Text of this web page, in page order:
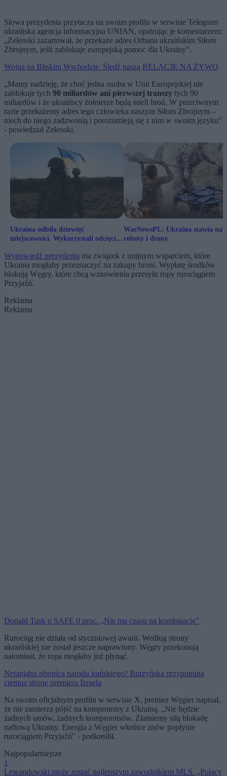
Słowa prezydenta przytacza na swoim profilu w serwisie Telegram
ukraińska agencja informacyjna UNIAN, opatrując je komentarzem:
„Zełenski zażartował, że przekaże adres Orbana ukraińskim Siłom
Zbrojnym, jeśli zablokuje europejską pomoc dla Ukrainy".
Wojna na Bliskim Wschodzie. Śledź naszą RELACJĘ NA ŻYWO
„Mamy nadzieję, że choć jedna osoba w Unii Europejskiej nie
zablokuje tych 90 miliardów ani pierwszej transzy tych 90
miliardów i że ukraińscy żołnierze będą mieli broń. W przeciwnym
razie przekażemy adres tego człowieka naszym Siłom Zbrojnym –
niech do niego zadzwonią i porozumieją się z nim w swoim języku”
- powiedział Zełenski.
Ukraina odbiła dziewięć
miejscowości. Wykorzystali odcięcie
WarNewsPL: Ukraina stawia na
roboty i drony
Wypowiedź prezydenta ma związek z unijnym wsparciem, które
Ukraina mogłaby przeznaczyć na zakupy broni. Wypłatę środków
blokują Węgry, które chcą wznowienia przesyłu ropy rurociągiem
Przyjaźń.
Reklama
Reklama
Donald Tusk o SAFE 0 proc. „Nie ma czasu na kombinacje”
Rurociąg nie działa od styczniowej awarii. Według strony
ukraińskiej nie został jeszcze naprawiony. Węgry przekonują
natomiast, że ropa mogłaby już płynąć.
Netanjahu obrońcą narodu irańskiego? Burzyńska przypomina
ciemną stronę premiera Izraela
Na swoim oficjalnym profilu w serwisie X, premier Węgier napisał,
że nie zamierza pójść na kompromisy z Ukrainą. „Nie będzie
żadnych umów, żadnych kompromisów. Złamiemy siłą blokadę
naftową Ukrainy. Energia z Węgier wkrótce znów popłynie
rurociągiem Przyjaźń" - podkreślił.
Najpopularniejsze
1
Lewandowski może zostać najlepszym zawodnikiem MLS. „Polacy